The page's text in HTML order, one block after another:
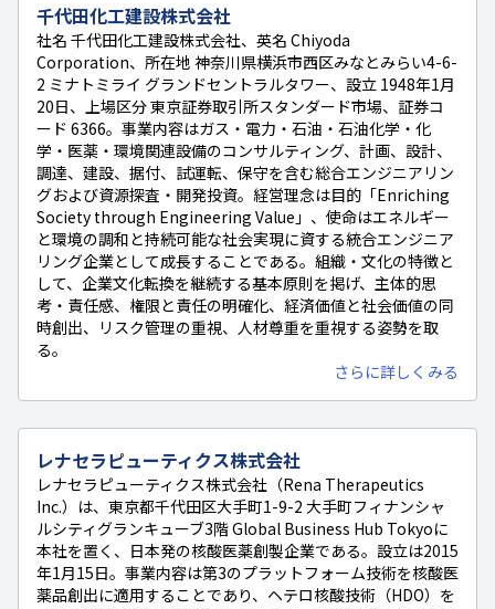
千代田化工建設株式会社
社名 千代田化工建設株式会社、英名 Chiyoda
Corporation、所在地 神奈川県横浜市西区みなとみらい4-6-
2 ミナトミライ グランドセントラルタワー、設立 1948年1月
20日、上場区分 東京証券取引所スタンダード市場、証券コ
ード 6366。事業内容はガス・電力・石油・石油化学・化
学・医薬・環境関連設備のコンサルティング、計画、設計、
調達、建設、据付、試運転、保守を含む総合エンジニアリン
グおよび資源探査・開発投資。経営理念は目的「Enriching
Society through Engineering Value」、使命はエネルギー
と環境の調和と持続可能な社会実現に資する統合エンジニア
リング企業として成長することである。組織・文化の特徴と
して、企業文化転換を継続する基本原則を掲げ、主体的思
考・責任感、権限と責任の明確化、経済価値と社会価値の同
時創出、リスク管理の重視、人材尊重を重視する姿勢を取
る。
さらに詳しくみる
レナセラピューティクス株式会社
レナセラピューティクス株式会社（Rena Therapeutics
Inc.）は、東京都千代田区大手町1-9-2 大手町フィナンシャ
ルシティグランキューブ3階 Global Business Hub Tokyoに
本社を置く、日本発の核酸医薬創製企業である。設立は2015
年1月15日。事業内容は第3のプラットフォーム技術を核酸医
薬品創出に適用することであり、ヘテロ核酸技術（HDO）を